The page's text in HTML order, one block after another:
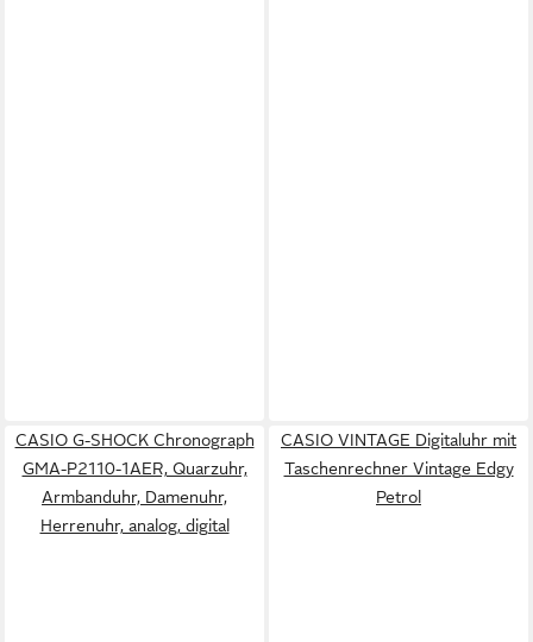
CASIO G-SHOCK Chronograph
GMA-P2110-1AER, Quarzuhr,
Armbanduhr, Damenuhr,
Herrenuhr, analog, digital
CASIO VINTAGE Digitaluhr mit
Taschenrechner Vintage Edgy
Petrol